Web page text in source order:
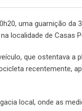
uma guarnição da
localidade de Casas
que ostentava a
recentemente,
local, onde as